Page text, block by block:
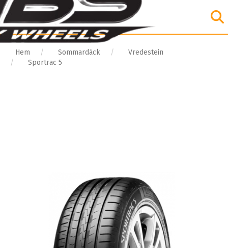
Hem Sommardäck
Vredestein
Sportrac 5